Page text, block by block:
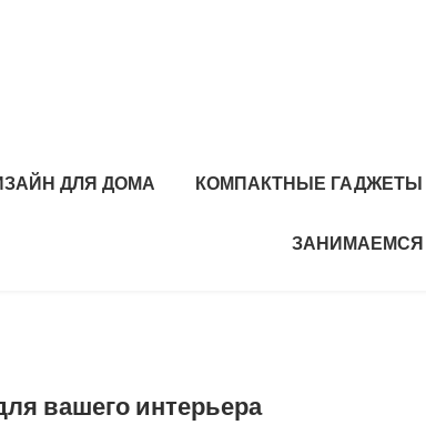
ДЛЯ ДОМА КОМПАКТНЫЕ ГАДЖЕТЫ
ЗАНИМАЕМСЯ
вашего интерьера